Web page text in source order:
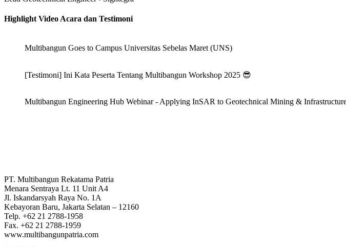
Highlight Video Acara dan Testimoni
Multibangun Goes to Campus Universitas Sebelas Maret (UNS)
[Testimoni] Ini Kata Peserta Tentang Multibangun Workshop 2025 😎
Multibangun Engineering Hub Webinar - Applying InSAR to Geotechnical Mining &
PT. Multibangun Rekatama Patria
Menara Sentraya Lt. 11 Unit A4
Jl. Iskandarsyah Raya No. 1A
Kebayoran Baru, Jakarta Selatan – 12160
Telp. +62 21 2788-1958
Fax. +62 21 2788-1959
www.multibangunpatria.com